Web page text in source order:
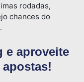
rodadas,
chances do
e aproveite